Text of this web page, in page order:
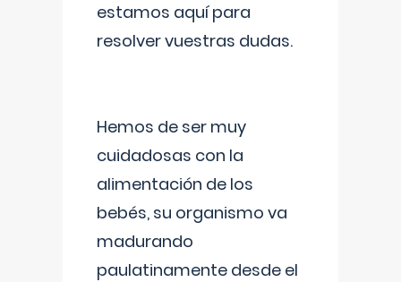
estamos aquí para
resolver vuestras dudas.
Hemos de ser muy
cuidadosas con la
alimentación de los
bebés, su organismo va
madurando
paulatinamente desde el